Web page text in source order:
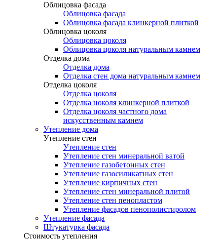
Облицовка фасада
Облицовка фасада
Облицовка фасада клинкерной плиткой
Облицовка цоколя
Облицовка цоколя
Облицовка цоколя натуральным камнем
Отделка дома
Отделка дома
Отделка стен дома натуральным камнем
Отделка цоколя
Отделка цоколя
Отделка цоколя клинкерной плиткой
Отделка цоколя частного дома
искусственным камнем
Утепление дома
Утепление стен
Утепление стен
Утепление стен минеральной ватой
Утепление газобетонных стен
Утепление газосиликатных стен
Утепление кирпичных стен
Утепление стен минеральной плитой
Утепление стен пенопластом
Утепление фасадов пенополистиролом
Утепление фасада
Штукатурка фасада
Стоимость утепления